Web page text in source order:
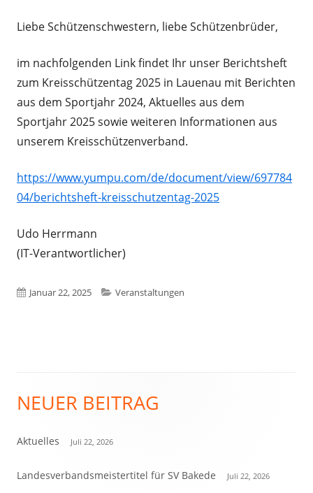
Liebe Schützenschwestern, liebe Schützenbrüder,
im nachfolgenden Link findet Ihr unser Berichtsheft
zum Kreisschützentag 2025 in Lauenau mit Berichten
aus dem Sportjahr 2024, Aktuelles aus dem
Sportjahr 2025 sowie weiteren Informationen aus
unserem Kreisschützenverband.
https://www.yumpu.com/de/document/view/697784
04/berichtsheft-kreisschutzentag-2025
Udo Herrmann
(IT-Verantwortlicher)
Veröffentlicht
Januar 22, 2025 Kategorien
Veranstaltungen
Haupt-
Seitenleiste
NEUER BEITRAG
Aktuelles Juli 22, 2026
Landesverbandsmeistertitel für SV Bakede Juli 22, 2026